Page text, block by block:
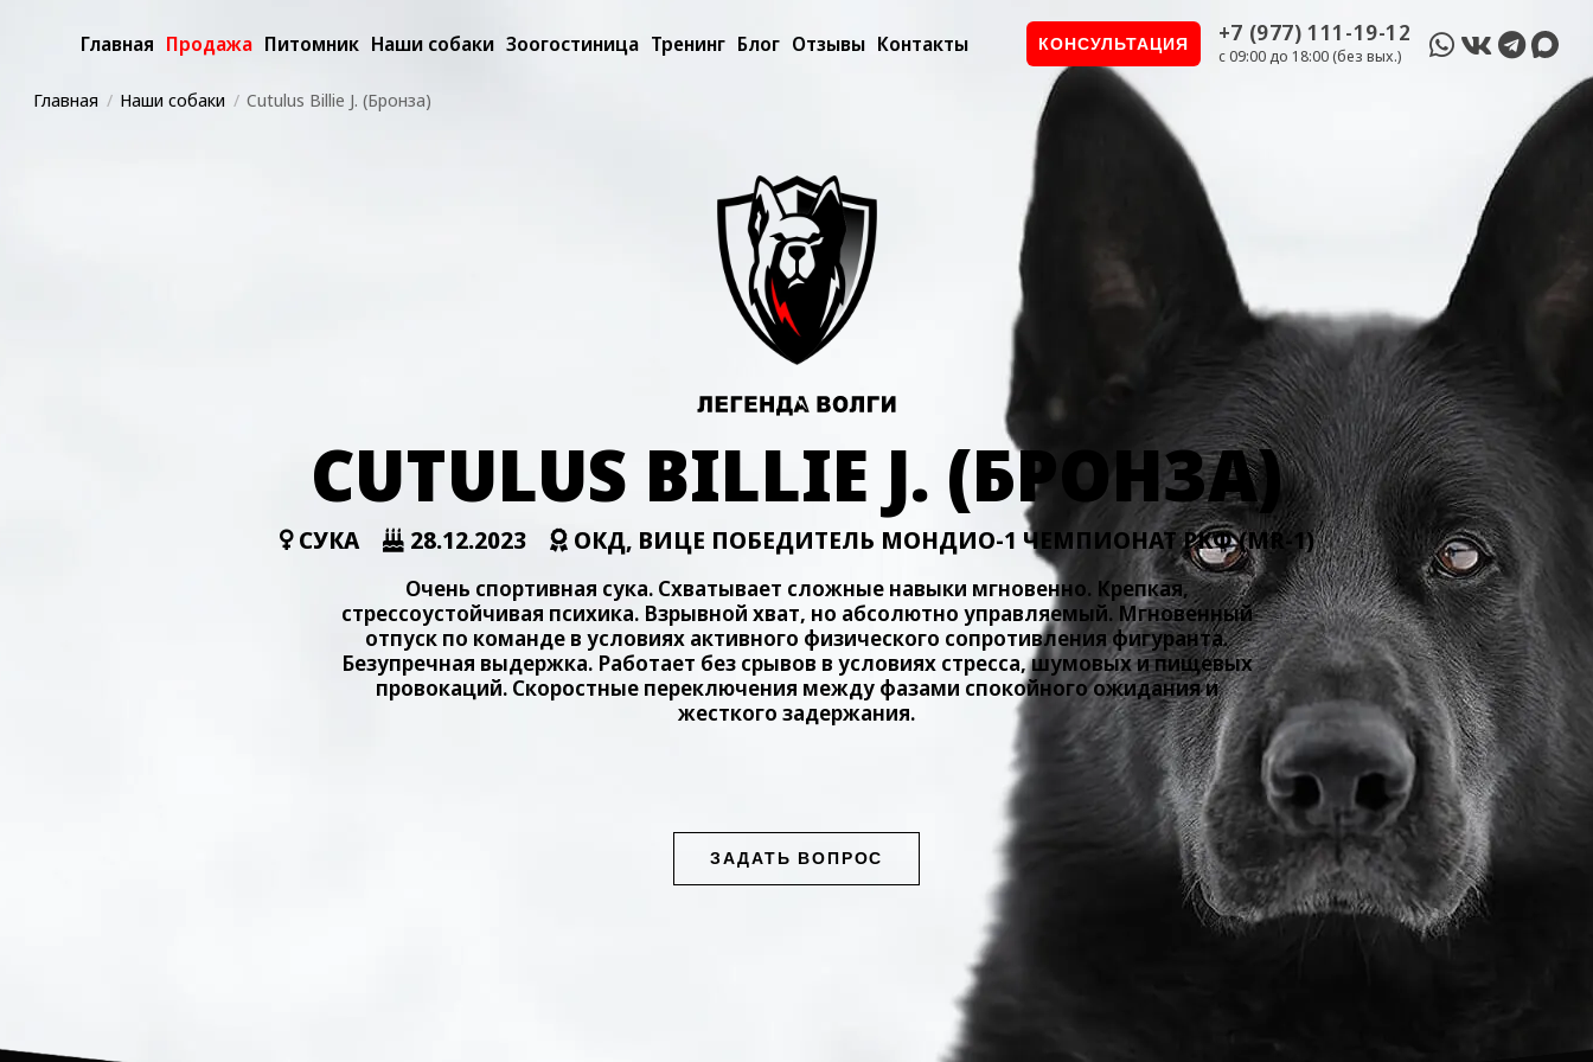
Главная Продажа Питомник Наши собаки Зоогостиница Тренинг Блог Отзывы Контакты КОНСУЛЬТАЦИЯ +7 (977) 111-19-12
c 09:00 до 18:00 (без вых.)
Главная Наши собаки Cutulus Billie J. (Бронза)
CUTULUS BILLIE J. (БРОНЗА)
СУКА 28.12.2023 ОКД, ВИЦЕ ПОБЕДИТЕЛЬ МОНДИО-1 ЧЕМПИОНАТ РКФ (МR-1)
Очень спортивная сука. Схватывает сложные навыки мгновенно. Крепкая,
стрессоустойчивая психика. Взрывной хват, но абсолютно управляемый. Мгновенный
отпуск по команде в условиях активного физического сопротивления фигуранта.
Безупречная выдержка. Работает без срывов в условиях стресса, шумовых и пищевых
провокаций. Скоростные переключения между фазами спокойного ожидания и
жесткого задержания.
ЗАДАТЬ ВОПРОС